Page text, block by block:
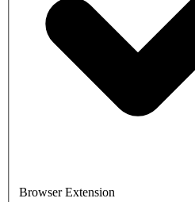
Browser Extension